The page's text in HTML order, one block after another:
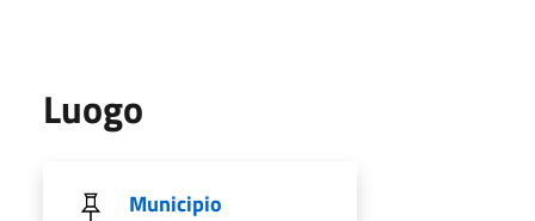
Luogo
Municipio